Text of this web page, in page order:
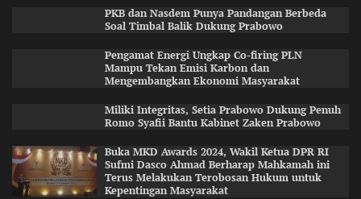
PKB dan Nasdem Punya Pandangan Berbeda
Soal Timbal Balik Dukung Prabowo
Pengamat Energi Ungkap Co-firing PLN
Mampu Tekan Emisi Karbon dan
Mengembangkan Ekonomi Masyarakat
Miliki Integritas, Setia Prabowo Dukung Penuh
Romo Syafii Bantu Kabinet Zaken Prabowo
Buka MKD Awards 2024, Wakil Ketua DPR RI
Sufmi Dasco Ahmad Berharap Mahkamah ini
Terus Melakukan Terobosan Hukum untuk
Kepentingan Masyarakat